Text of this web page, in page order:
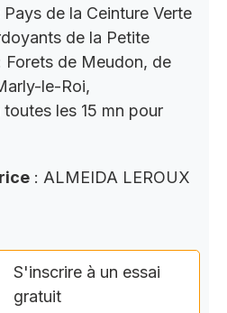
de la Ceinture Verte
de la Petite
Forets de Meudon, de
le-Roi,
les 15 mn pour
: ALMEIDA LEROUX
S'inscrire à un essai
gratuit